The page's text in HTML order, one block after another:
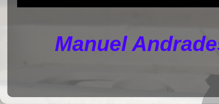
Manuel